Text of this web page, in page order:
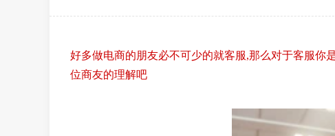
好多做电商的朋友必不可少的就客服,那么对于客服你
位商友的理解吧